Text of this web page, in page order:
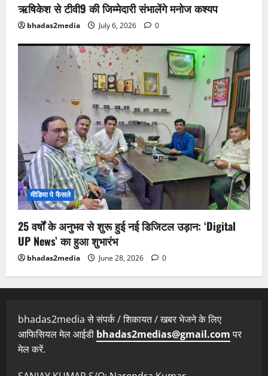
ऋषिकेश से टीवी9 की जिम्मेदारी संभालेंगे मनोज कश्यप
bhadas2media July 6, 2026 0
मीडिया पे फैसले
25 वर्षों के अनुभव से शुरू हुई नई डिजिटल उड़ान: ‘Digital
UP News’ का हुआ शुभारंभ
bhadas2media June 28, 2026 0
bhadas2media से संपर्क / शिकायत / खबर भेजने के लिए
आफिसियल मेल आईडी bhadas2medias@gmail.comपर
मेल करें.